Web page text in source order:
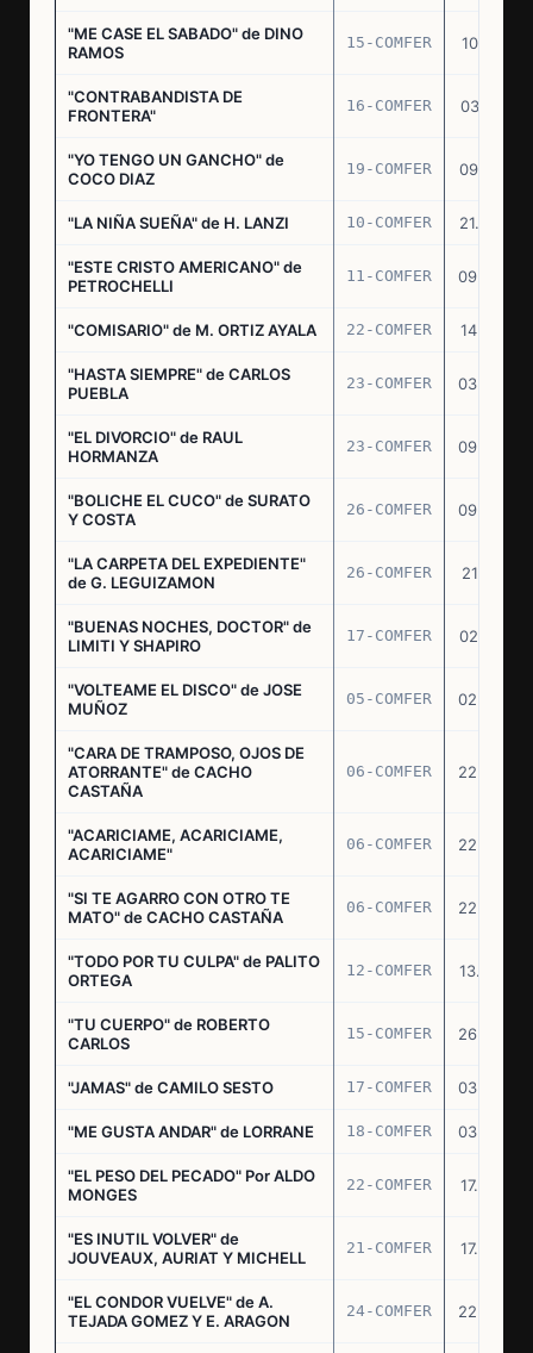
"ME CASE EL SABADO" de DINO
RAMOS
15-COMFER 10.10.74
"CONTRABANDISTA DE
FRONTERA"
16-COMFER 03.12.74
"YO TENGO UN GANCHO" de
COCO DIAZ
19-COMFER 09.01.75
"LA NIÑA SUEÑA" de H. LANZI 10-COMFER 21.03.75
"ESTE CRISTO AMERICANO" de
PETROCHELLI
11-COMFER 09.04.75
"COMISARIO" de M. ORTIZ AYALA 22-COMFER 14.07.75
"HASTA SIEMPRE" de CARLOS
PUEBLA
23-COMFER 03.09.75
"EL DIVORCIO" de RAUL
HORMANZA
23-COMFER 09.09.75
"BOLICHE EL CUCO" de SURATO
Y COSTA
26-COMFER 09.09.75
"LA CARPETA DEL EXPEDIENTE"
de G. LEGUIZAMON
26-COMFER 21.10.75
"BUENAS NOCHES, DOCTOR" de
LIMITI Y SHAPIRO
17-COMFER 02.01.76
"VOLTEAME EL DISCO" de JOSE
MUÑOZ
05-COMFER 02.02.76
"CARA DE TRAMPOSO, OJOS DE
ATORRANTE" de CACHO
CASTAÑA
06-COMFER 22.04.76
"ACARICIAME, ACARICIAME,
ACARICIAME"
06-COMFER 22.04.76
"SI TE AGARRO CON OTRO TE
MATO" de CACHO CASTAÑA
06-COMFER 22.04.76
"TODO POR TU CULPA" de PALITO
ORTEGA
12-COMFER 13.05.76
"TU CUERPO" de ROBERTO
CARLOS
15-COMFER 26.05.76
"JAMAS" de CAMILO SESTO 17-COMFER 03.06.76
"ME GUSTA ANDAR" de LORRANE 18-COMFER 03.06.76
"EL PESO DEL PECADO" Por ALDO
MONGES
22-COMFER 17.06.76
"ES INUTIL VOLVER" de
JOUVEAUX, AURIAT Y MICHELL
21-COMFER 17.06.76
"EL CONDOR VUELVE" de A.
TEJADA GOMEZ Y E. ARAGON
24-COMFER 22.06.76